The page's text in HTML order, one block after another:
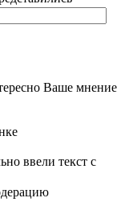
Ваше мнение
ввели текст с